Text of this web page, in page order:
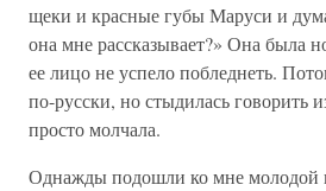
щеки и красные губы Маруси и
она мне рассказывает?» Она была
ее лицо не успело побледнеть.
по-русски, но стыдилась говорить
просто молчала.
Однажды подошли ко мне молодой